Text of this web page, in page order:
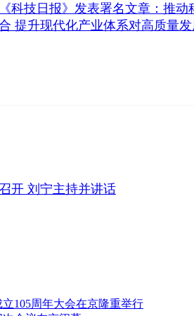
科技日报》发表署名文章：推动
提升现代化产业体系对高质量
开 刘宁主持并讲话
105周年大会在京隆重举行